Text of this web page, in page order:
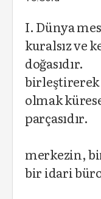
I. Dünya
kuralsız ve
birleştirerek
olmak
merkezin,
bir idari